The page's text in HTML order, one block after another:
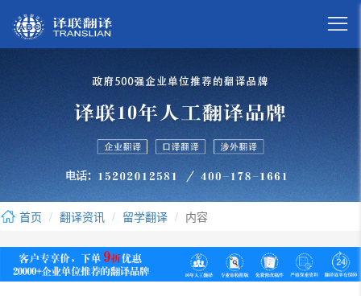

首页 翻译资讯 留学翻译 内容